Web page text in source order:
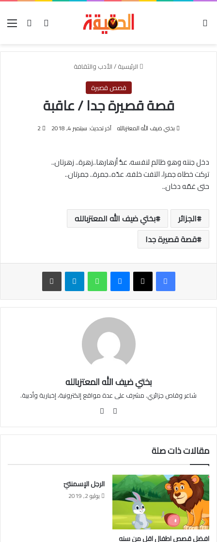
بحث عنتسجيل
الرئيسية/الأدب والثقافة
قصص قصيرة
قصة قصيرة جدا / عاقبة
بختي ضيف الله المعتزبالله آخر تحديث: سبتمبر 4, 2018 2
دخل جنته وهو ظالم لنفسه، عدُّ أزهارها..زهرة.. زهرتان..
تركت خطاه جمرا، التفت خلفه، عدّه..جمرة.. جمرتان..
حتى غمّه دخان..
الجزائر
بختي ضيف الله المعتزبالله
قصة قصيرة جدا
ماسنجر واتساب تيلقرام
بختي ضيف الله المعتزبالله
شاعر وقاص جزائري. مشرف على عدة مواقع إلكترونية، إخبارية وأدبية.
موقع
مقالات ذات صلة
افضل قصص اطفال اقل من سنه
الرجل الإسمنتيّ
يوليو 2, 2019